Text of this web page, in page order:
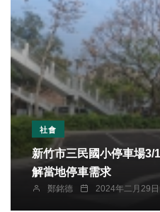
社會
新竹市三民國小停車場3/1
解當地停車需求
鄭銘德 2024年二月29日